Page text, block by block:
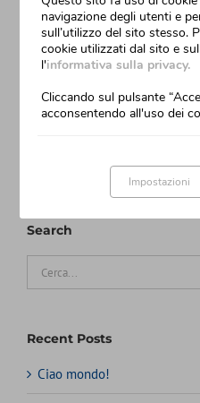
Salva il mio nome, email e
la prossima volta che
Search
Recent Posts
Ciao mondo!
navigazione degli utenti e
sull’utilizzo del sito stesso.
cookie utilizzati dal sito e
l'informativa sulla privacy.
Cliccando sul pulsante
acconsentendo all'uso dei
Impostazioni